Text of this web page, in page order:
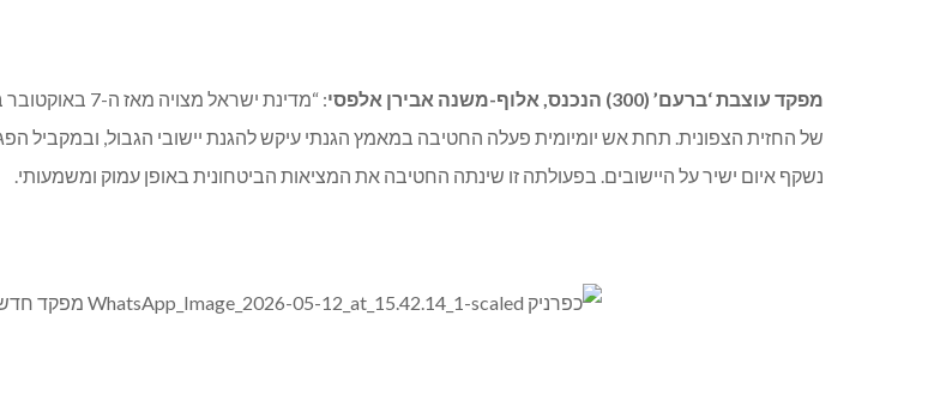
מפקד עוצבת ‘ברעם’ (300) הנכנס, אלוף-משנה אבירן אלפסי
: “מדינת
של החזית הצפונית. תחת אש יומיומית פעלה החטיבה במאמץ הגנתי עיקש להגנת יישובי הגבול, ובמקביל
נשקף איום ישיר על היישובים. בפעולתה זו שינתה החטיבה את המציאות הביטחונית באופן עמוק ומשמעותי.